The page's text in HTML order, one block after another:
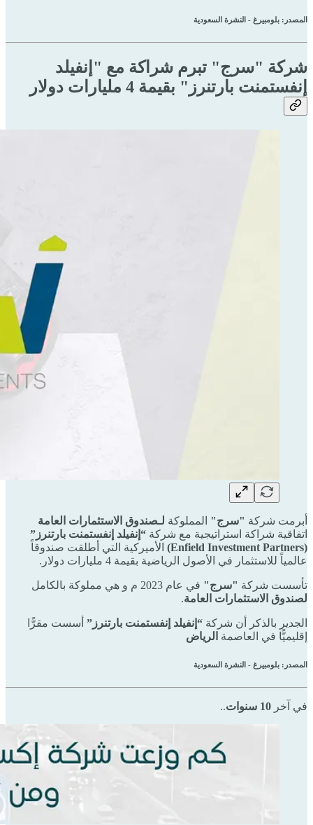
المصدر: بلومبيرغ - النشرة السعودية
شركة "سرج" تبرم شراكة مع "إنفيلد
إنفستمنت بارتنرز" بقيمة 4 مليارات دولار
أبرمت شركة "سرج" المملوكة لـصندوق الاستثمارات العامة
اتفاقية شراكة استراتيجية مع شركة “إنفيلد إنفستمنت بارتنرز”
(Enfield Investment Partners)
الأميركية التي أطلقت صندوقاً
عالمياً للاستثمار في الأصول الرياضية بقيمة 4 مليارات دولار.
تأسست شركة "سرج" في عام 2023 م و هي مملوكة بالكامل
لصندوق الاستثمارات العامة.
الجدير بالذكر أن شركة “إنفيلد إنفستمنت بارتنرز” أسست مقرًّا
إقليميًّا في العاصمة الرياض
المصدر: بلومبيرغ - النشرة السعودية
في آخر 10 سنوات ..